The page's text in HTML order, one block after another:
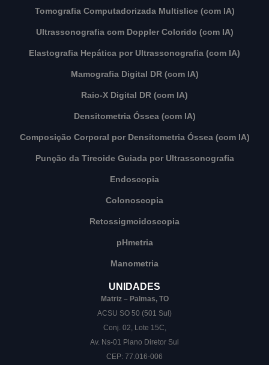
Tomografia Computadorizada Multislice (com IA)
Ultrassonografia com Doppler Colorido (com IA)
Elastografia Hepática por Ultrassonografia (com IA)
Mamografia Digital DR (com IA)
Raio-X Digital DR (com IA)
Densitometria Óssea (com IA)
Composição Corporal por Densitometria Óssea (com IA)
Punção da Tireoide Guiada por Ultrassonografia
Endoscopia
Colonoscopia
Retossigmoidoscopia
pHmetria
Manometria
UNIDADES
Matriz – Palmas, TO
ACSU SO 50 (501 Sul)
Conj. 02, Lote 15C,
Av. Ns-01 Plano Diretor Sul
CEP: 77.016-006